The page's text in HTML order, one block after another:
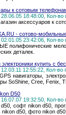
к сотовым
18:48:00, Кол-во
аксессуаров к
- сотово-
23:42:06, Кол-во
полифонические
деталек.
электроники купить с
12:55:22, Кол-во
навигаторы,
SoShine, Cree, Fenix,
D50
19:32:50, Кол-во
софт nikon d50,
nikon d50, фото nikon